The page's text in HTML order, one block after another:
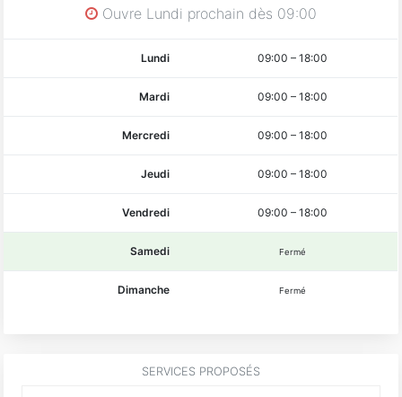
Ouvre Lundi prochain dès 09:00
Lundi 09:00 –18:00
Mardi 09:00 –18:00
Mercredi 09:00 –18:00
Jeudi 09:00 –18:00
Vendredi 09:00 –18:00
Samedi Fermé
Dimanche Fermé
SERVICES PROPOSÉS